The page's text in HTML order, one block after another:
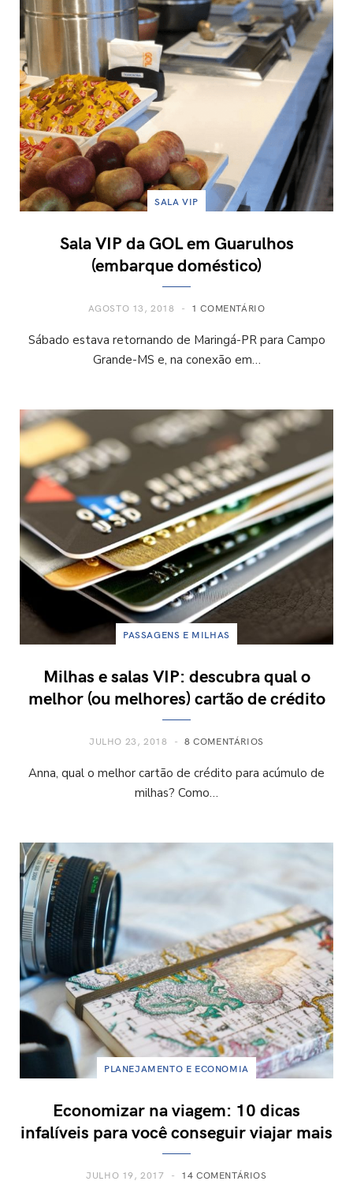
SALA VIP
Sala VIP da GOL em Guarulhos
(embarque doméstico)
AGOSTO 13, 2018 1 COMENTÁRIO
Sábado estava retornando de Maringá-PR para Campo
Grande-MS e, na conexão em…
PASSAGENS E MILHAS
Milhas e salas VIP: descubra qual o
melhor (ou melhores) cartão de crédito
JULHO 23, 2018 8 COMENTÁRIOS
Anna, qual o melhor cartão de crédito para acúmulo de
milhas? Como…
PLANEJAMENTO E ECONOMIA
Economizar na viagem: 10 dicas
infalíveis para você conseguir viajar mais
JULHO 19, 2017 14 COMENTÁRIOS